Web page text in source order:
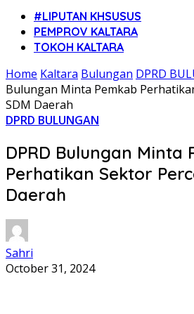
#LIPUTAN KHSUSUS
PEMPROV KALTARA
TOKOH KALTARA
Home Kaltara Bulungan DPRD
Bulungan Minta Pemkab
SDM Daerah
DPRD BULUNGAN
DPRD Bulungan Minta
Perhatikan Sektor
Daerah
Sahri
October 31, 2024